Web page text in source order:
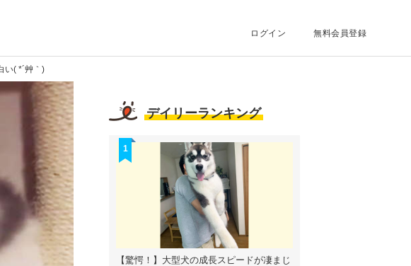
ログイン 無料会員登録
い( *´艸｀)
デイリーランキング
1
【驚愕！】大型犬の成長スピードが凄まじ